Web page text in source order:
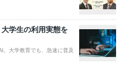
学生の利用実態を
。大学教育でも、急速に普及